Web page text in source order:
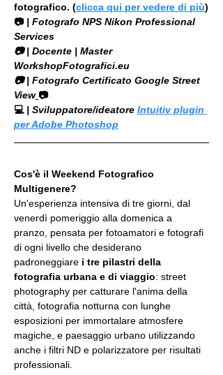
fotografico. (clicca qui per vedere di più)
📷 | Fotografo NPS Nikon Professional
Services
​📷 | Docente | Master
WorkshopFotografici.eu
📷 | Fotografo Certificato Google Street
View 📷
💻 | Sviluppatore/ideatore Intuitiv plugin
per Adobe Photoshop
Cos'è il Weekend Fotografico
Multigenere?
Un'esperienza intensiva di tre giorni, dal
venerdì pomeriggio alla domenica a
pranzo, pensata per fotoamatori e fotografi
di ogni livello che desiderano
padroneggiare i tre pilastri della
fotografia urbana e di viaggio: street
photography per catturare l'anima della
città, fotografia notturna con lunghe
esposizioni per immortalare atmosfere
magiche, e paesaggio urbano utilizzando
anche i filtri ND e polarizzatore per risultati
professionali.